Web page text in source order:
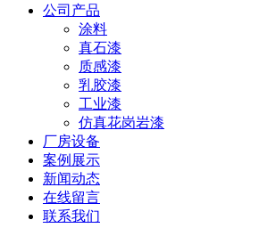
公司产品
涂料
真石漆
质感漆
乳胶漆
工业漆
仿真花岗岩漆
厂房设备
案例展示
新闻动态
在线留言
联系我们